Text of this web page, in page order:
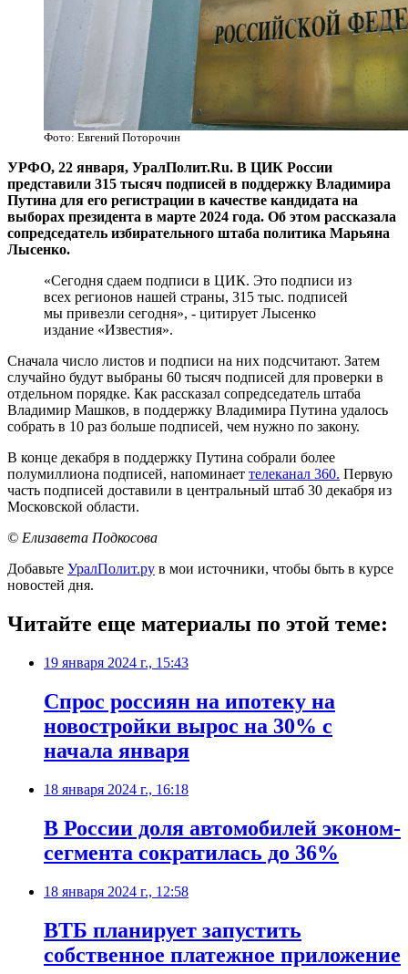
Фото: Евгений Поторочин
УРФО, 22 января, УралПолит.Ru. В ЦИК России
представили 315 тысяч подписей в поддержку Владимира
Путина для его регистрации в качестве кандидата на
выборах президента в марте 2024 года. Об этом рассказала
сопредседатель избирательного штаба политика Марьяна
Лысенко.
«Сегодня сдаем подписи в ЦИК. Это подписи из
всех регионов нашей страны, 315 тыс. подписей
мы привезли сегодня», - цитирует Лысенко
издание «Известия».
Сначала число листов и подписи на них подсчитают. Затем
случайно будут выбраны 60 тысяч подписей для проверки в
отдельном порядке. Как рассказал сопредседатель штаба
Владимир Машков, в поддержку Владимира Путина удалось
собрать в 10 раз больше подписей, чем нужно по закону.
В конце декабря в поддержку Путина собрали более
полумиллиона подписей, напоминает телеканал 360. Первую
часть подписей доставили в центральный штаб 30 декабря из
Московской области.
© Елизавета Подкосова
Добавьте УралПолит.ру в мои источники, чтобы быть в курсе
новостей дня.
Читайте еще материалы по этой теме:
19 января 2024 г., 15:43
Спрос россиян на ипотеку на
новостройки вырос на 30% с
начала января
18 января 2024 г., 16:18
В России доля автомобилей эконом-
сегмента сократилась до 36%
18 января 2024 г., 12:58
ВТБ планирует запустить
собственное платежное приложение